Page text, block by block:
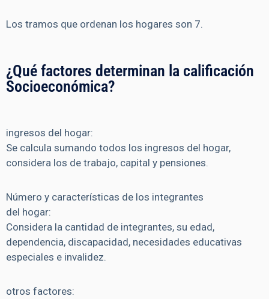
Los tramos que ordenan los hogares son 7.
¿Qué factores determinan la calificación
Socioeconómica?
ingresos del hogar:
Se calcula sumando todos los ingresos del hogar,
considera los de trabajo, capital y pensiones.
Número y características de los integrantes
del hogar:
Considera la cantidad de integrantes, su edad,
dependencia, discapacidad, necesidades educativas
especiales e invalidez.
otros factores: